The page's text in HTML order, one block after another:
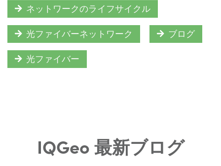
ネットワークのライフサイクル
光ファイバーネットワーク ブログ
光ファイバー
IQGeo 最新ブログ